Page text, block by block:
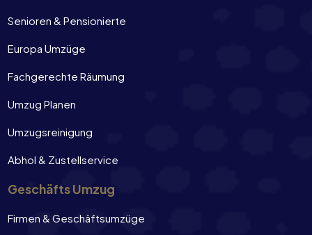
Senioren & Pensionierte
Europa Umzüge
Fachgerechte Räumung
Umzug Planen
Umzugsreinigung
Abhol & Zustellservice
Geschäfts Umzug
Firmen & Geschäftsumzüge